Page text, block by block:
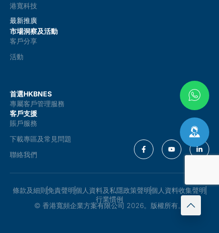
港寬科技
最新推廣
市場洞察及活動
客戶分享
活動
首選HKBNES
專屬客戶管理服務
客戶支援
賬戶服務
下載專區及常見問題
聯絡我們
條款及細則免責聲明個人資料及私隱政策聲明個人資料收集聲明
行業慣例
© 香港寬頻企業方案有限公司 2026。版權所有。